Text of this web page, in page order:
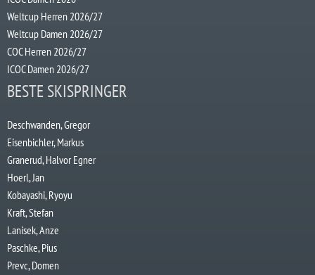
Weltcup Herren 2026/27
Weltcup Damen 2026/27
COC Herren 2026/27
ICOC Damen 2026/27
BESTE SKISPRINGER
Deschwanden, Gregor
Eisenbichler, Markus
Granerud, Halvor Egner
Hoerl, Jan
Kobayashi, Ryoyu
Kraft, Stefan
Lanisek, Anze
Paschke, Pius
Prevc, Domen